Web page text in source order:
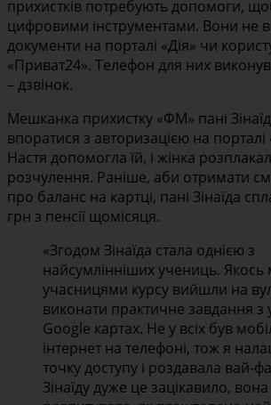
прихистків потребують допомоги,
цифровими інструментами. Вони не
документи на порталі «Дія» чи
«Приват24». Телефон для них
– дзвінок.
Мешканка прихистку «ФМ» пані
впоратися з авторизацією на
Настя допомогла їй, і жінка
розчулення. Раніше, аби отримати
про баланс на картці, пані Зінаїда
грн з пенсії щомісяця.
«Згодом Зінаїда стала однією з
найсумлінніших учениць. Якось
учасницями курсу вийшли на
виконати практичне завдання з
Google картах. Не у всіх був
інтернет на телефоні, тож я
точку доступу і роздавала вай-
Зінаїду дуже це зацікавило, вона